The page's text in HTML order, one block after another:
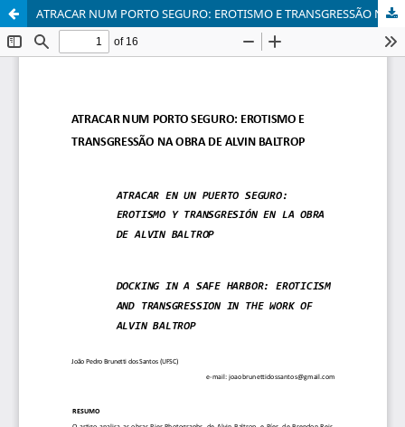
ATRACAR NUM PORTO SEGURO: EROTISMO E TRANSGRESSÃO NA OBRA DE ALVIN BALTROP